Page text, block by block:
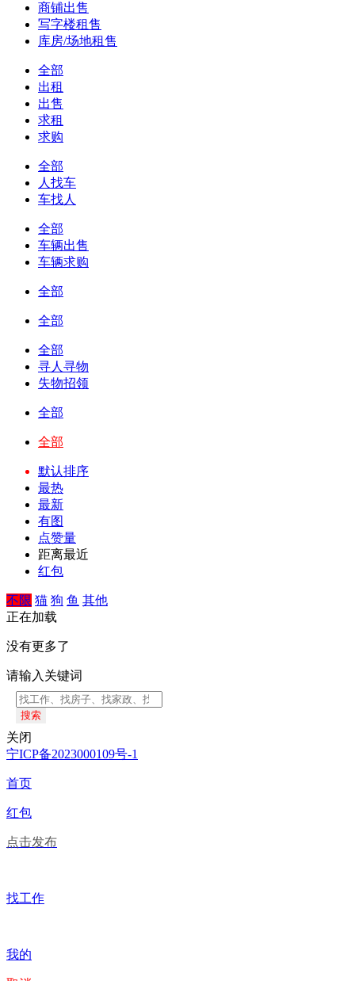
商铺出售
写字楼租售
库房/场地租售
全部
出租
出售
求租
求购
全部
人找车
车找人
全部
车辆出售
车辆求购
全部
全部
全部
寻人寻物
失物招领
全部
全部
默认排序
最热
最新
有图
点赞量
距离最近
红包
不限 猫 狗 鱼 其他
正在加载
没有更多了
请输入关键词
搜索
关闭
宁ICP备2023000109号-1
首页
红包
点击发布
找工作
我的